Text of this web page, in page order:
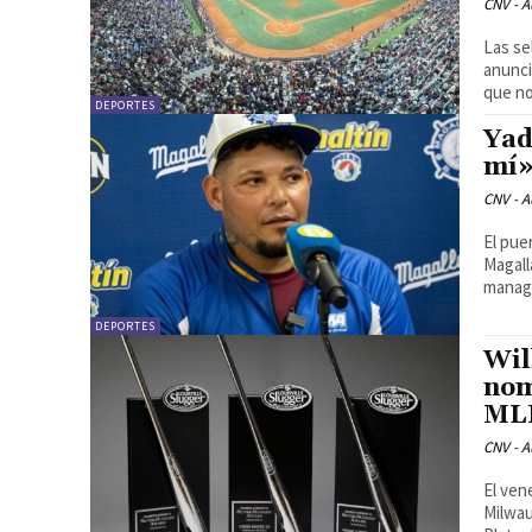
DEPORTES
Las
que
DEPORTES
CNV -
El
CNV -
El